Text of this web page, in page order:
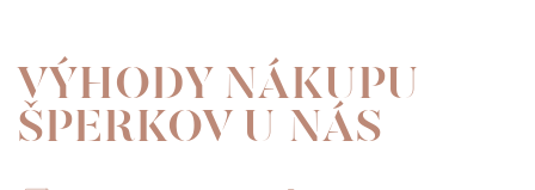
VÝHODY NÁKUPU
ŠPERKOV U NÁS